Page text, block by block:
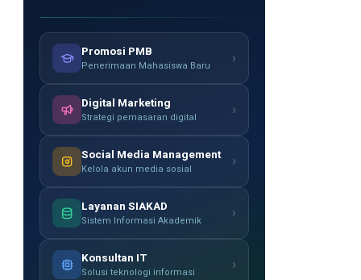
Promosi PMB
Penerimaan Mahasiswa Baru ›
Digital Marketing
Strategi pemasaran digital ›
Social Media Management
Kelola akun media sosial ›
Layanan SIAKAD
Sistem Informasi Akademik ›
Konsultan IT
Solusi teknologi informasi ›